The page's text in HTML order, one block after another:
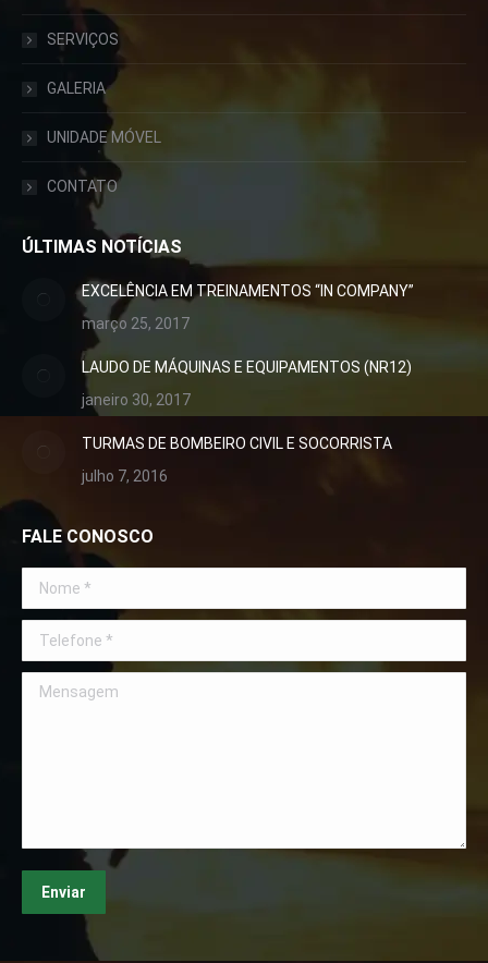
SERVIÇOS
GALERIA
UNIDADE MÓVEL
CONTATO
ÚLTIMAS NOTÍCIAS
EXCELÊNCIA EM TREINAMENTOS “IN COMPANY”
março 25, 2017
LAUDO DE MÁQUINAS E EQUIPAMENTOS (NR12)
janeiro 30, 2017
TURMAS DE BOMBEIRO CIVIL E SOCORRISTA
julho 7, 2016
FALE CONOSCO
Nome *
Telefone *
Mensagem
Enviar